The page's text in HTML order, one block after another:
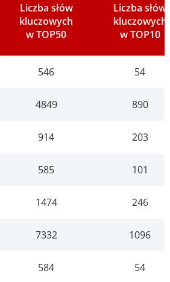
Liczba słów
kluczowych
w TOP50
Liczba słów
kluczowych
w TOP10
546 54
4849 890
914 203
585 101
1474 246
7332 1096
584 54